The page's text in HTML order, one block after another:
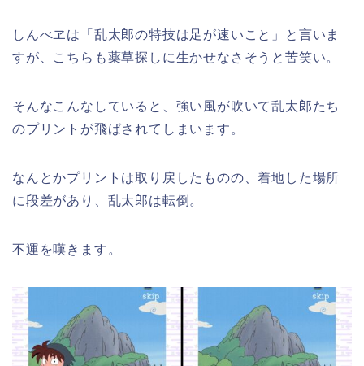
しんべヱは「乱太郎の特技は足が速いこと」と言いま
すが、こちらも薬草探しに生かせなさそうと苦笑い。
そんなこんなしていると、強い風が吹いて乱太郎たち
のプリントが飛ばされてしまいます。
なんとかプリントは取り戻したものの、着地した場所
に段差があり、乱太郎は転倒。
不運を嘆きます。